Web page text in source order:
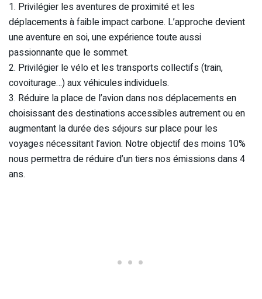
1. Privilégier les aventures de proximité et les
déplacements à faible impact carbone. L’approche devient
une aventure en soi, une expérience toute aussi
passionnante que le sommet.
2. Privilégier le vélo et les transports collectifs (train,
covoiturage…) aux véhicules individuels.
3. Réduire la place de l’avion dans nos déplacements en
choisissant des destinations accessibles autrement ou en
augmentant la durée des séjours sur place pour les
voyages nécessitant l’avion. Notre objectif des moins 10%
nous permettra de réduire d’un tiers nos émissions dans 4
ans.